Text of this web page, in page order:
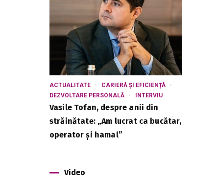
ACTUALITATE
CARIERĂ ȘI EFICIENȚĂ
DEZVOLTARE PERSONALĂ
INTERVIU
Vasile Tofan, despre anii din
străinătate: „Am lucrat ca bucătar,
operator și hamal”
Video